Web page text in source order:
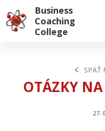
Business
Coaching
College
SPÄŤ
OTÁZKY
27.